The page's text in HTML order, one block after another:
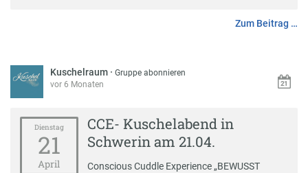
Zum Beitrag …
Kuschelraum ·Gruppe abonnieren
vor 6 Monaten
Dienstag
21
April
CCE- Kuschelabend in
Schwerin am 21.04.
Conscious Cuddle Experience „BEWUSST